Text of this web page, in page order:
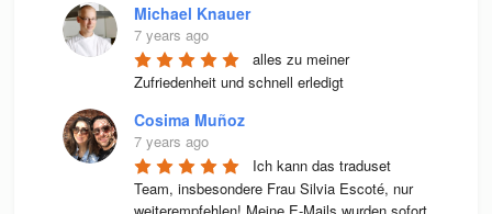
Michael Knauer
7 years ago
alles zu meiner
Zufriedenheit und schnell erledigt
Cosima Muñoz
7 years ago
Ich kann das traduset
Team, insbesondere Frau Silvia Escoté, nur